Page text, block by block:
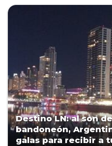
Destino LN: al son
bandoneón,
galas para recibir a